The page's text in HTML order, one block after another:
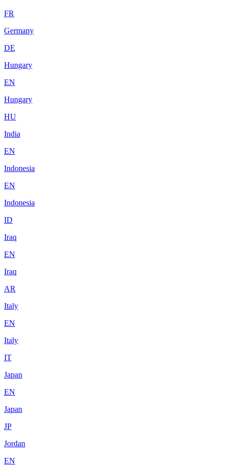
FR
Germany
DE
Hungary
EN
Hungary
HU
India
EN
Indonesia
EN
Indonesia
ID
Iraq
EN
Iraq
AR
Italy
EN
Italy
IT
Japan
EN
Japan
JP
Jordan
EN